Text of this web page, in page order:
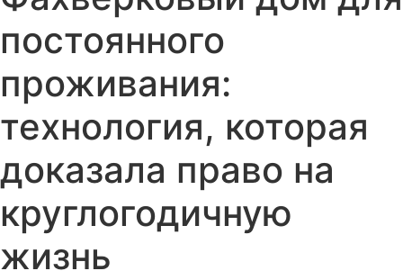
постоянного
проживания:
технология, которая
доказала право на
круглогодичную
жизнь